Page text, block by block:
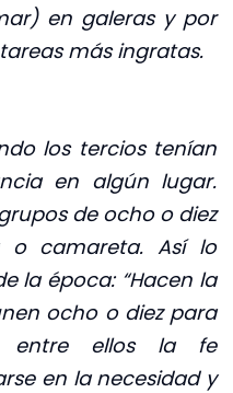
en galeras y por
más ingratas.
los tercios tenían
en algún lugar.
de ocho o diez
o camareta. Así lo
la época: “Hacen la
ocho o diez para
entre ellos la fe
en la necesidad y